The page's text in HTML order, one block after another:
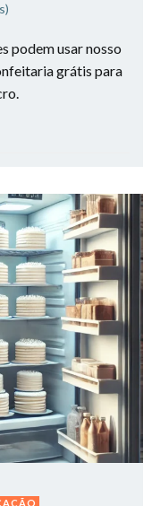
podem usar nosso
grátis para